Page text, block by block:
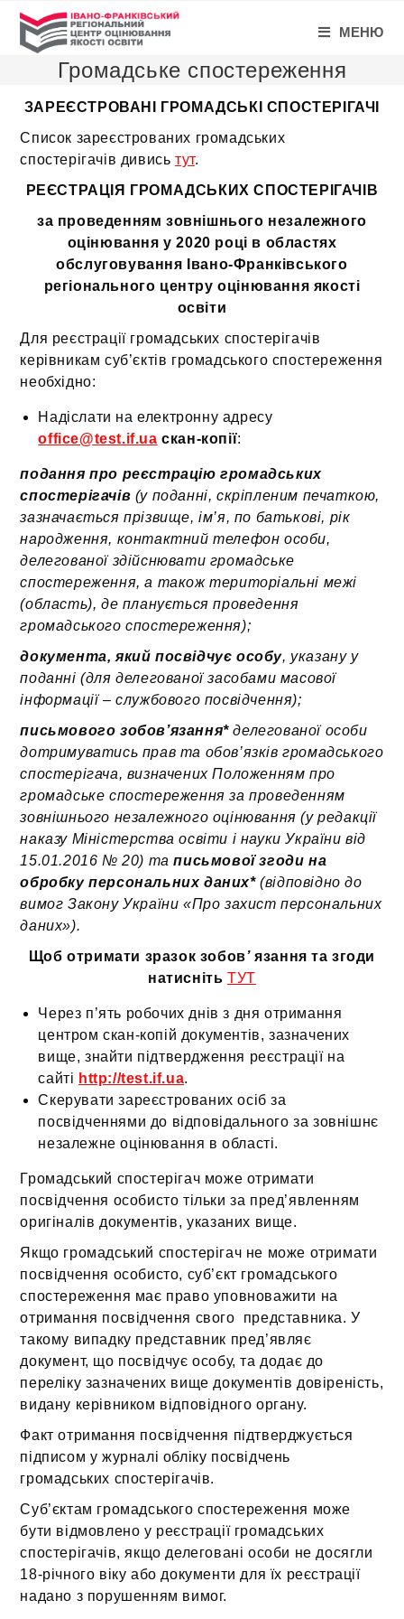
МЕНЮ
Громадське спостереження
ЗАРЕЄСТРОВАНІ ГРОМАДСЬКІ СПОСТЕРІГАЧІ
Список зареєстрованих громадських
спостерігачів дивисьтут.
РЕЄСТРАЦІЯ ГРОМАДСЬКИХ СПОСТЕРІГАЧІВ
за проведенням зовнішнього незалежного
оцінювання у 2020 році в областях
обслуговування Івано-Франківського
регіонального центру оцінювання якості
освіти
Для реєстрації громадських спостерігачів
керівникам суб’єктів громадського спостереження
необхідно:
Надіслати на електронну адресу
office@test.if.ua скан-копії:
подання про реєстрацію громадських
спостерігачів (у поданні, скріпленим печаткою,
зазначається прізвище, ім’я, по батькові, рік
народження, контактний телефон особи,
делегованої здійснювати громадське
спостереження, а також територіальні межі
(область), де планується проведення
громадського спостереження);
документа, який посвідчує особу, указану у
поданні (для делегованої засобами масової
інформації – службового посвідчення);
письмового зобов’язання*делегованої особи
дотримуватись прав та обов’язків громадського
спостерігача, визначених Положенням про
громадське спостереження за проведенням
зовнішнього незалежного оцінювання (у редакції
наказу Міністерства освіти і науки України від
15.01.2016 № 20) та письмової згоди на
обробку персональних даних*(відповідно до
вимог Закону України «Про захист персональних
даних»).
Щоб отримати зразок зобов’язання та згоди
натисніть ТУТ
Через п’ять робочих днів з дня отримання
центром скан-копій документів, зазначених
вище, знайти підтвердження реєстрації на
сайті http://test.if.ua.
Скерувати зареєстрованих осіб за
посвідченнями до відповідального за зовнішнє
незалежне оцінювання в області.
Громадський спостерігач може отримати
посвідчення особисто тільки за пред’явленням
оригіналів документів, указаних вище.
Якщо громадський спостерігач не може отримати
посвідчення особисто, суб’єкт громадського
спостереження має право уповноважити на
отримання посвідчення свого представника. У
такому випадку представник пред’являє
документ, що посвідчує особу, та додає до
переліку зазначених вище документів довіреність,
видану керівником відповідного органу.
Факт отримання посвідчення підтверджується
підписом у журналі обліку посвідчень
громадських спостерігачів.
Суб’єктам громадського спостереження може
бути відмовлено у реєстрації громадських
спостерігачів, якщо делеговані особи не досягли
18-річного віку або документи для їх реєстрації
надано з порушенням вимог.